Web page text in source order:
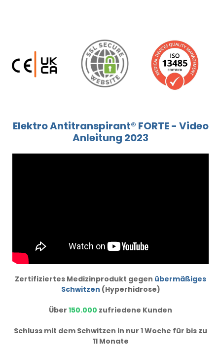
Elektro Antitranspirant® FORTE - Video
Anleitung 2023
Zertifiziertes Medizinprodukt gegen übermäßiges
Schwitzen (Hyperhidrose)
Über 150.000 zufriedene Kunden
Schluss mit dem Schwitzen in nur 1 Woche für bis zu
11 Monate